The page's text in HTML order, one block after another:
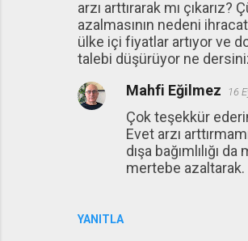
arzı arttırarak mı çıkarız?
azalmasının nedeni
ülke içi fiyatlar artıyor ve
talebi düşürüyor ne
YANITLA
Mahfi Eğilmez 16
Çok teşekkür
Evet arzı
dışa bağımlılığı
mertebe azaltarak.